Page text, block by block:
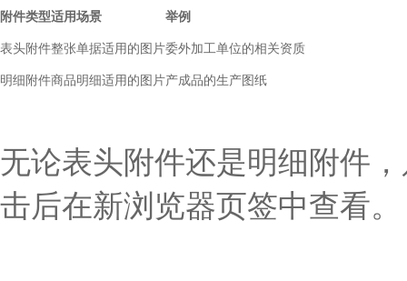
附件类型适用场景
举例
表头附件整张单据适用的图片委外加工单位的相关资质
明细附件商品明细适用的图片产成品的生产图纸
无论表头附件还是明细附件
击后在新浏览器页签中查看。